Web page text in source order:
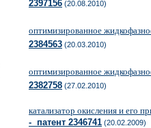
2397156 (20.08.2010)
оптимизированное
2384563 (20.03.2010)
оптимизированное
2382758 (27.02.2010)
катализатор окисления и его
- патент 2346741 (20.02.2009)